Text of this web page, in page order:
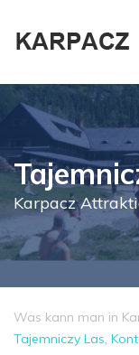
Karpacz
Was kann man in
Tajemniczy Las,